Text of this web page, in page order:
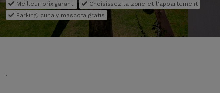
Meilleur prix garanti
Choisissez la zone et l'appartement
Parking, cuna y mascota gratis
.